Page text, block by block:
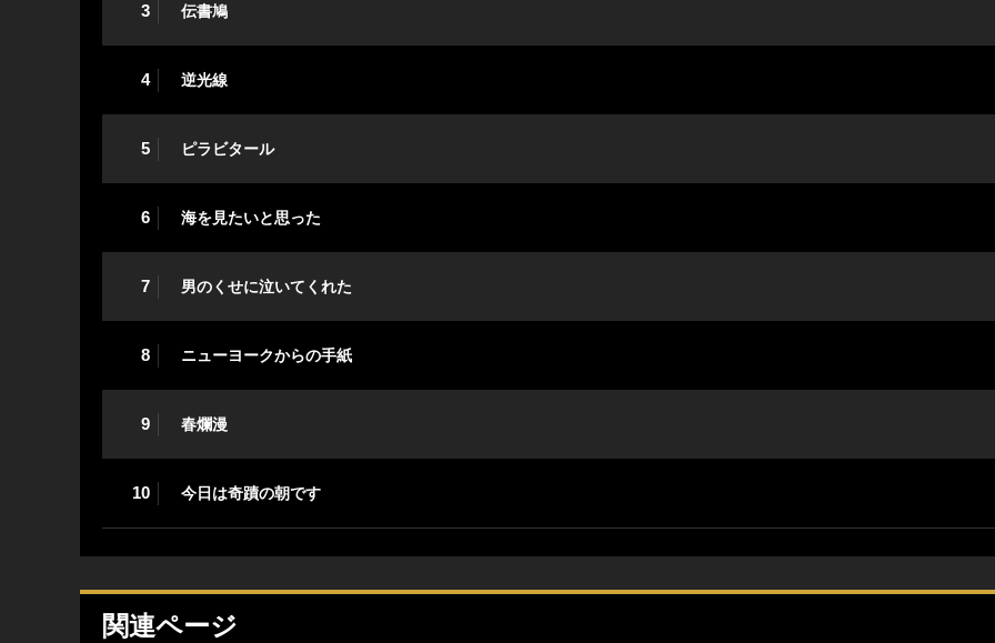
3 伝書鳩
4 逆光線
5 ピラビタール
6 海を見たいと思った
7 男のくせに泣いてくれた
8 ニューヨークからの手紙
9 春爛漫
10 今日は奇蹟の朝です
関連ページ